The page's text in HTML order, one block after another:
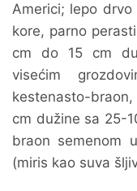
Americi; lepo
kore, parno
cm do 15 cm
visećim
kestenasto-
cm dužine sa 25-
braon semenom
(miris kao suva